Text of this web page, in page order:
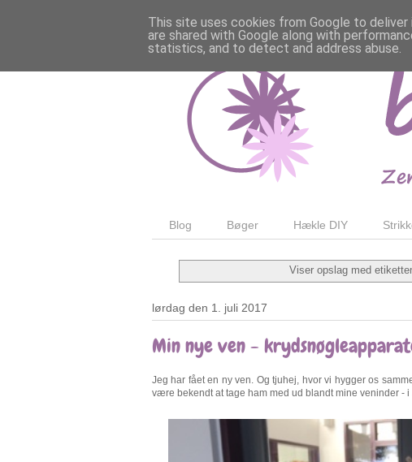
Blog Bøger Hækle DIY
Viser opslag med
lørdag den 1. juli 2017
Min nye ven -
Jeg har fået en ny ven. Og tjuhej, hvor vi hygger os
være bekendt at tage ham med ud blandt mine veninder -
This site uses cookies from Google to
are shared with Google along with
statistics, and to detect and address abuse.